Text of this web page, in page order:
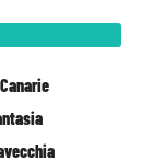
Canarie